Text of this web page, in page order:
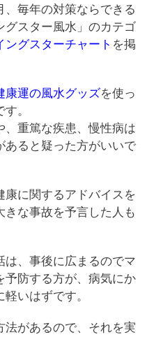
毎年の対策ならできる
グスター風水」のカテゴ
ングスターチャート を掲
康運の風水グッズを使っ
。
、重篤な疾患、慢性病は
あると疑った方がいいで
康に関するアドバイスを
きな事故を予言した人も
は、事後に広まるのでマ
予防する方が、病気にか
いはずです。
法があるので、それを実